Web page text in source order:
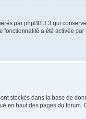
par phpBB 3.3 qui
fonctionnalité a été activée
stockés dans la base de
en haut des pages du